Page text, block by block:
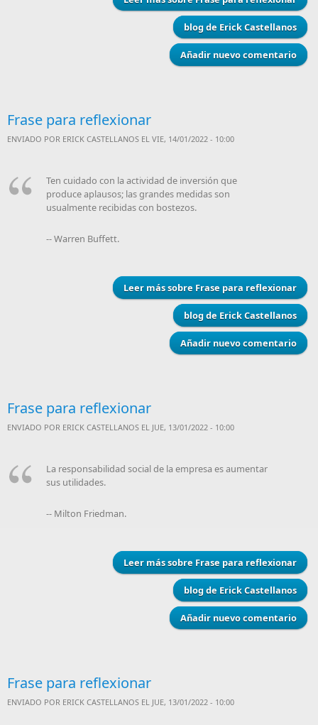
blog de Erick Castellanos
Añadir nuevo comentario
Frase para reflexionar
ENVIADO POR ERICK CASTELLANOS EL VIE, 14/01/2022 - 10:00
Ten cuidado con la actividad de inversión que
produce aplausos; las grandes medidas son
usualmente recibidas con bostezos.
-- Warren Buffett.
Leer mássobre Frase para reflexionar
blog de Erick Castellanos
Añadir nuevo comentario
Frase para reflexionar
ENVIADO POR ERICK CASTELLANOS EL JUE, 13/01/2022 - 10:00
La responsabilidad social de la empresa es aumentar
sus utilidades.
-- Milton Friedman.
Leer mássobre Frase para reflexionar
blog de Erick Castellanos
Añadir nuevo comentario
Frase para reflexionar
ENVIADO POR ERICK CASTELLANOS EL JUE, 13/01/2022 - 10:00